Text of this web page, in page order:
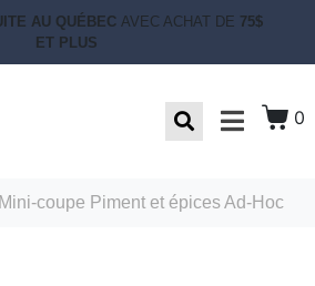
AU QUÉBEC AVEC ACHAT DE 75$
ET PLUS
0
Mini-coupe Piment et épices Ad-Hoc